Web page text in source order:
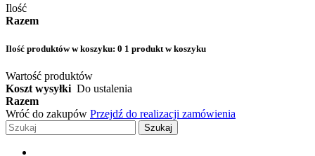
Ilość
Razem
Ilość produktów w koszyku: 0 1 produkt w koszyku
Wartość produktów
Koszt wysyłki Do ustalenia
Razem
Wróć do zakupów Przejdź do realizacji zamówienia
Szukaj